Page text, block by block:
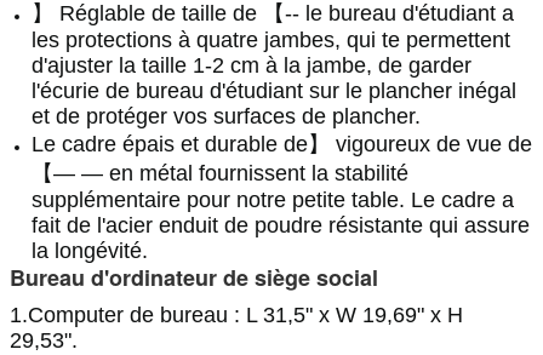
】 Réglable de taille de 【-- le bureau d'étudiant a
les protections à quatre jambes, qui te permettent
d'ajuster la taille 1-2 cm à la jambe, de garder
l'écurie de bureau d'étudiant sur le plancher inégal
et de protéger vos surfaces de plancher.
Le cadre épais et durable de】 vigoureux de vue de
【— — en métal fournissent la stabilité
supplémentaire pour notre petite table. Le cadre a
fait de l'acier enduit de poudre résistante qui assure
la longévité.
Bureau d'ordinateur de siège social
1.Computer de bureau : L 31,5" x W 19,69" x H
29,53".